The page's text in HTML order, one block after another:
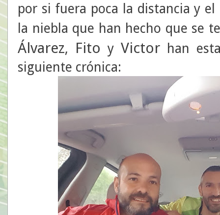
por si fuera poca la distancia y
la niebla que han hecho que se
Álvarez, Fito y Victor han
siguiente crónica: